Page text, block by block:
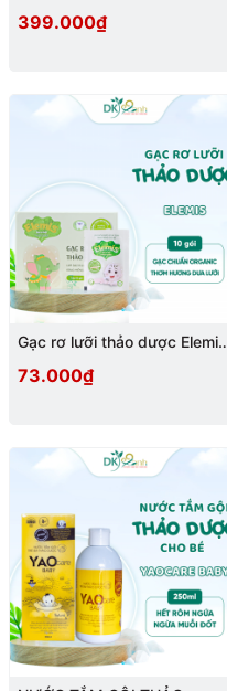
399.000₫
Gạc rơ lưỡi thảo dược Elemis
73.000₫